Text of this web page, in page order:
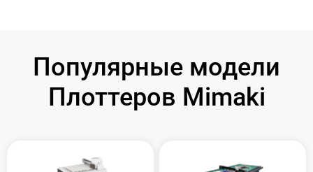
Популярные модели
Плоттеров Mimaki